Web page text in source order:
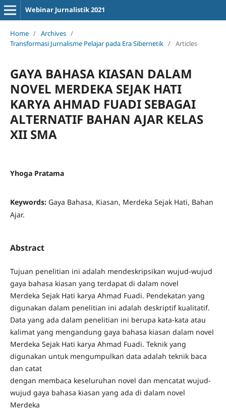
Webinar Jurnalistik 2021
Home / Archives /
Transformasi Jurnalisme Pelajar pada Era Sibernetik / Articles
GAYA BAHASA KIASAN DALAM
NOVEL MERDEKA SEJAK HATI
KARYA AHMAD FUADI SEBAGAI
ALTERNATIF BAHAN AJAR KELAS
XII SMA
Yhoga Pratama
Keywords: Gaya Bahasa, Kiasan, Merdeka Sejak Hati, Bahan
Ajar.
Abstract
Tujuan penelitian ini adalah mendeskripsikan wujud-wujud
gaya bahasa kiasan yang terdapat di dalam novel
Merdeka Sejak Hati karya Ahmad Fuadi. Pendekatan yang
digunakan dalam penelitian ini adalah deskriptif kualitatif.
Data yang ada dalam penelitian ini berupa kata-kata atau
kalimat yang mengandung gaya bahasa kiasan dalam novel
Merdeka Sejak Hati karya Ahmad Fuadi. Teknik yang
digunakan untuk mengumpulkan data adalah teknik baca
dan catat
dengan membaca keseluruhan novel dan mencatat wujud-
wujud gaya bahasa kiasan yang ada di dalam novel
Merdeka